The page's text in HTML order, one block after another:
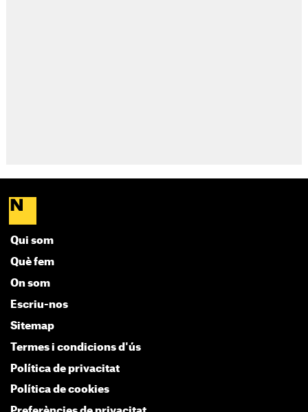
Qui som
Què fem
On som
Escriu-nos
Sitemap
Termes i condicions d'ús
Política de privacitat
Política de cookies